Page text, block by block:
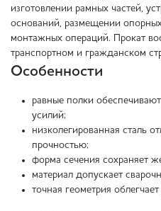
изготовлении рамных частей,
оснований, размещении
монтажных операций. Прокат
транспортном и гражданском
Особенности
равные полки
усилий;
низколегированная сталь
прочностью;
форма сечения сохраняет
материал допускает
точная геометрия облегчает